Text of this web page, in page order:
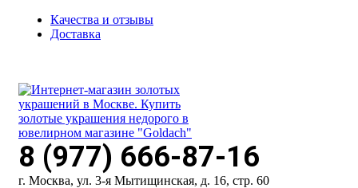
Качества и отзывы
Доставка
8 (977) 666-87-16
г. Москва, ул. 3-я Мытищинская, д. 16, стр. 60